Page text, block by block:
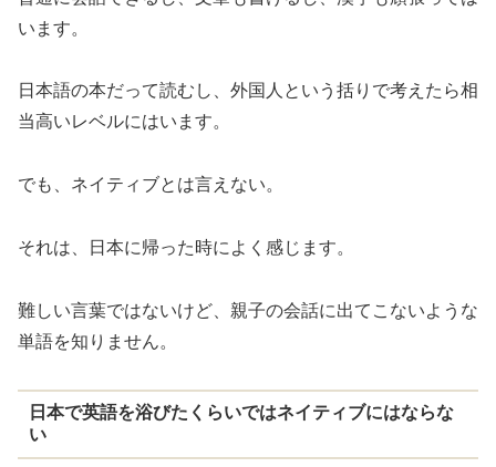
います。
日本語の本だって読むし、外国人という括りで考えたら相
当高いレベルにはいます。
でも、ネイティブとは言えない。
それは、日本に帰った時によく感じます。
難しい言葉ではないけど、親子の会話に出てこないような
単語を知りません。
日本で英語を浴びたくらいではネイティブにはならな
い